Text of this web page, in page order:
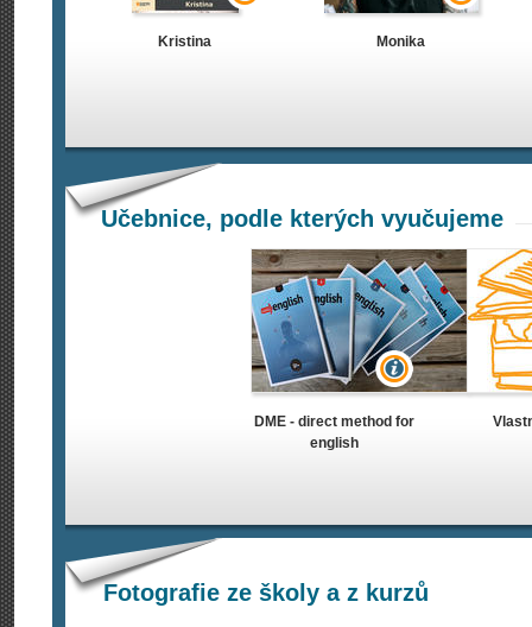
Kristina Monika
Učebnice, podle kterých vyučujeme
DME - direct method for
english
Fotografie ze školy a z kurzů